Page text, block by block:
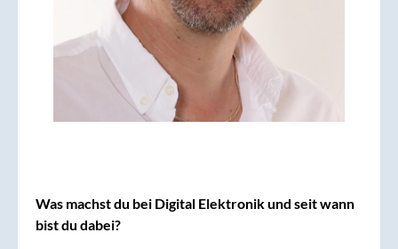
Was machst du bei Digital Elektronik und seit wann
bist du dabei?